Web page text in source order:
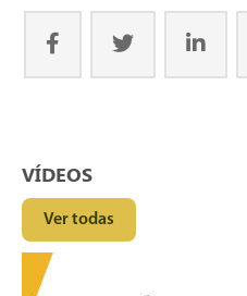
VÍDEOS
Ver todas